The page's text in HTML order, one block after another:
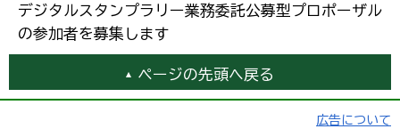
デジタルスタンプラリー業務委託公募型プロポーザル
の参加者を募集します
ページの先頭へ戻る
広告について